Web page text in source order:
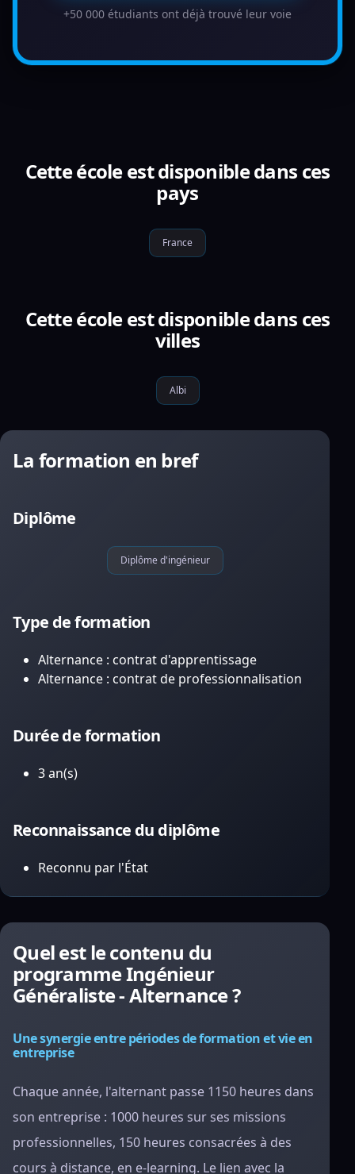
+50 000 étudiants ont déjà trouvé leur voie
Cette école est disponible dans ces
pays
France
Cette école est disponible dans ces
villes
Albi
La formation en bref
Diplôme
Diplôme d'ingénieur
Type de formation
Alternance : contrat d'apprentissage
Alternance : contrat de professionnalisation
Durée de formation
3 an(s)
Reconnaissance du diplôme
Reconnu par l'État
Quel est le contenu du
programme Ingénieur
Généraliste - Alternance ?
Une synergie entre périodes de formation et vie en
entreprise
Chaque année, l'alternant passe 1150 heures dans
son entreprise : 1000 heures sur ses missions
professionnelles, 150 heures consacrées à des
cours à distance, en e-learning. Le lien avec la